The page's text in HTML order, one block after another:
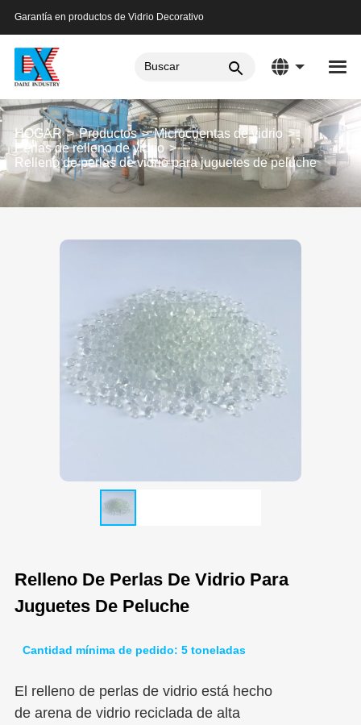
Garantía en productos de Vidrio Decorativo
HOGAR Productos
Microcuentas de vidrio
Perlas de relleno de vidrio
Relleno de perlas de vidrio para juguetes de peluche
Relleno De Perlas De Vidrio Para
Juguetes De Peluche
Cantidad mínima de pedido: 5 toneladas
El relleno de perlas de vidrio está hecho
de arena de vidrio reciclada de alta